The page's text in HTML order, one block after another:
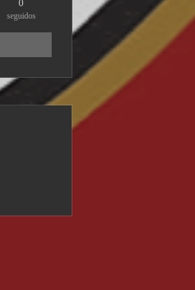
0
seguidos